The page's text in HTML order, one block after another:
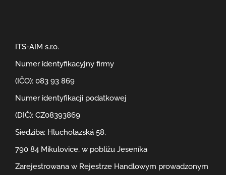
ITS-AIM s.r.o.
Numer identyfikacyjny firmy
(IČO): 083 93 869
Numer identyfikacji podatkowej
(DIČ): CZ08393869
Siedziba: Hlucholazská 58,
790 84 Mikulovice, w pobliżu Jeseníka
Zarejestrowana w Rejestrze Handlowym prowadzonym